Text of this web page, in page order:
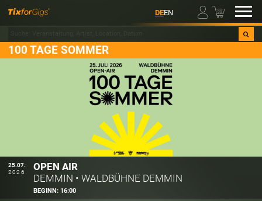
DEEN 00
100 TAGE SOMMER
25.07.
2026
OPEN AIR
DEMMIN •WALDBÜHNE DEMMIN
BEGINN:16:00